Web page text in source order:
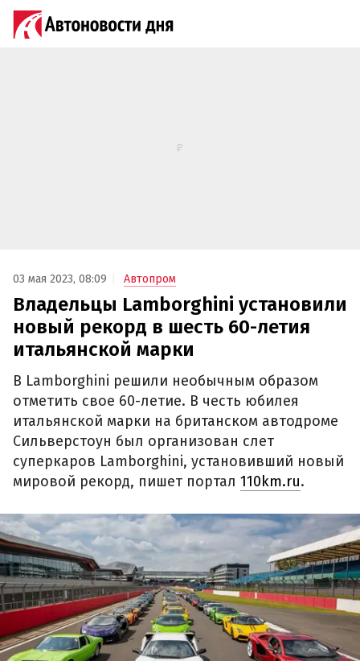
03 мая 2023, 08:09 Автопром
Владельцы Lamborghini установили
новый рекорд в шесть 60-летия
итальянской марки
В Lamborghini решили необычным образом
отметить свое 60-летие. В честь юбилея
итальянской марки на британском автодроме
Сильверстоун был организован слет
суперкаров Lamborghini, установивший новый
мировой рекорд, пишет портал 110km.ru.